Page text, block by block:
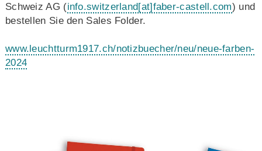
Schweiz AG (info.switzerland[at]faber-castell.com) und
bestellen Sie den Sales Folder.
www.leuchtturm1917.ch/notizbuecher/neu/neue-farben-
2024